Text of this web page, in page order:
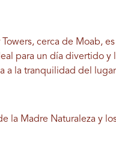
cerca de Moab,
para un día divertido
a la tranquilidad del
la Madre Naturaleza y